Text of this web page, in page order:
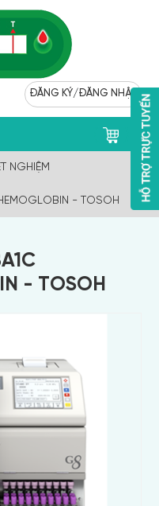
ĐĂNG KÝ/ĐĂNG NHẬP
NGHIỆM
- TOSOH
- TOSOH